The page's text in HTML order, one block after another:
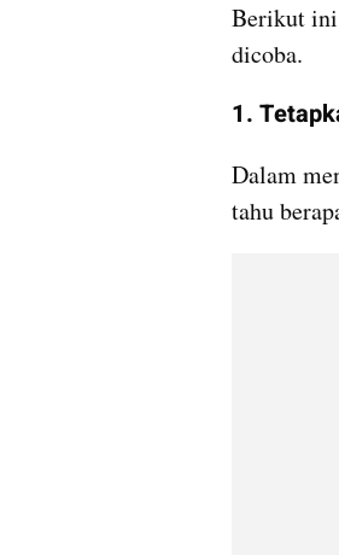
Berikut ini
dicoba.
1.
Dalam
tahu